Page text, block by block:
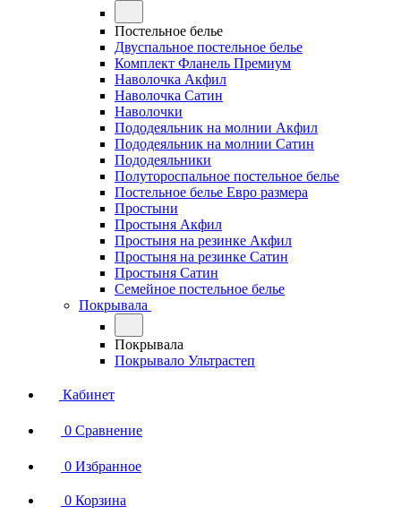
Постельное белье
Двуспальное постельное белье
Комплект Фланель Премиум
Наволочка Акфил
Наволочка Сатин
Наволочки
Пододеяльник на молнии Акфил
Пододеяльник на молнии Сатин
Пододеяльники
Полутороспальное постельное белье
Постельное белье Евро размера
Простыни
Простыня Акфил
Простыня на резинке Акфил
Простыня на резинке Сатин
Простыня Сатин
Семейное постельное белье
Покрывала
Покрывала
Покрывало Ультрастеп
Кабинет
0 Сравнение
0 Избранное
0 Корзина